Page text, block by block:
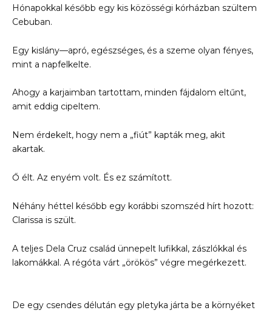
Hónapokkal később egy kis közösségi kórházban szültem
Cebuban.
Egy kislány—apró, egészséges, és a szeme olyan fényes,
mint a napfelkelte.
Ahogy a karjaimban tartottam, minden fájdalom eltűnt,
amit eddig cipeltem.
Nem érdekelt, hogy nem a „fiút” kapták meg, akit
akartak.
Ő élt. Az enyém volt. És ez számított.
Néhány héttel később egy korábbi szomszéd hírt hozott:
Clarissa is szült.
A teljes Dela Cruz család ünnepelt lufikkal, zászlókkal és
lakomákkal. A régóta várt „örökös” végre megérkezett.
De egy csendes délután egy pletyka járta be a környéket